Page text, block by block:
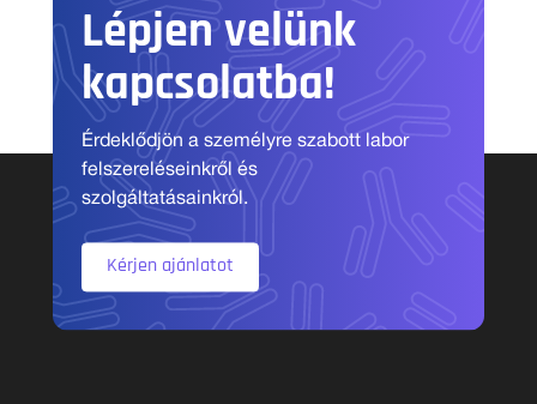
Lépjen velünk
kapcsolatba!
Érdeklődjön a személyre szabott labor
felszereléseinkről és
szolgáltatásainkról.
Kérjen ajánlatot